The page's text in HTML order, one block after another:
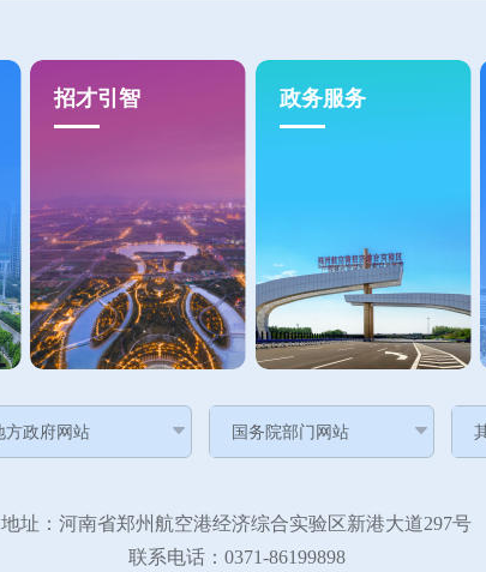
招才引智 政务服务
地址：河南省郑州航空港经济综合实验区新港大道297号
联系电话：0371-86199898